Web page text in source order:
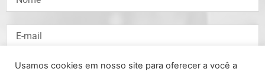
Usamos cookies em nosso site para oferecer a você a